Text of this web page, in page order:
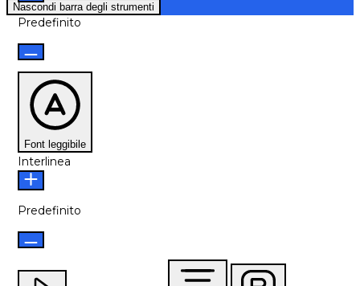
Nascondi barra degli strumenti
Predefinito
Font leggibile
Interlinea
Predefinito